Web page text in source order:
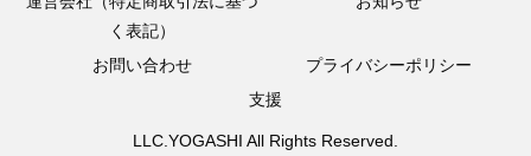
く表記）
お問い合わせ
プライバシーポリシー
支援
LLC.YOGASHI All Rights Reserved.